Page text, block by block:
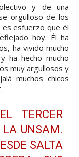
y de una
orgulloso de los
esfuerzo que él
hoy. Él ha
ha vivido mucho
ha hecho mucho
muy argullosos y
muchos chicos
TERCER
LA UNSAM.
SALTA